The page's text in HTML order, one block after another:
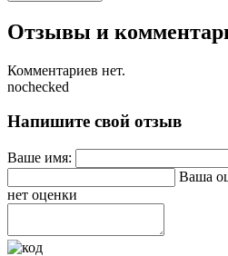
Отзывы и
Комментариев нет.
nochecked
Напишите свой отзыв
Ваше имя:
Ваша
нет оценки